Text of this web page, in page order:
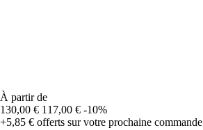
À partir de
130,00 € 117,00 € -10%
+5,85 € offerts sur votre prochaine commande